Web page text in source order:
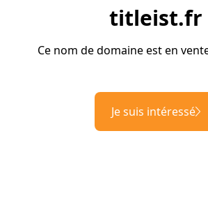
titleist.fr
Ce nom de domaine est en
Je suis intéressé